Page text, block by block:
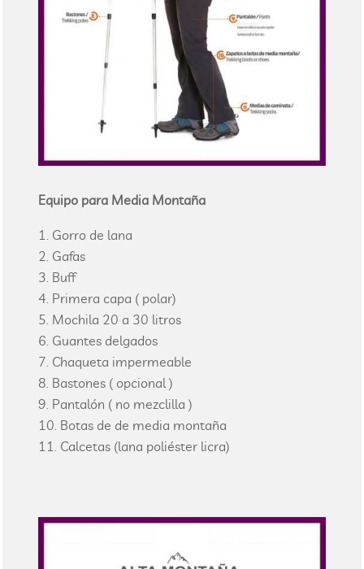
Equipo para Media Montaña
Gorro de lana
Gafas
Buff
Primera capa ( polar)
Mochila 20 a 30 litros
Guantes delgados
Chaqueta impermeable
Bastones ( opcional )
Pantalón ( no mezclilla )
Botas de de media montaña
Calcetas (lana poliéster licra)